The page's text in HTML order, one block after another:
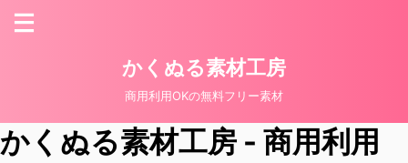
かくぬる素材工房
商用利用OKの無料フリー素材
かくぬる素材工房 - 商用利用